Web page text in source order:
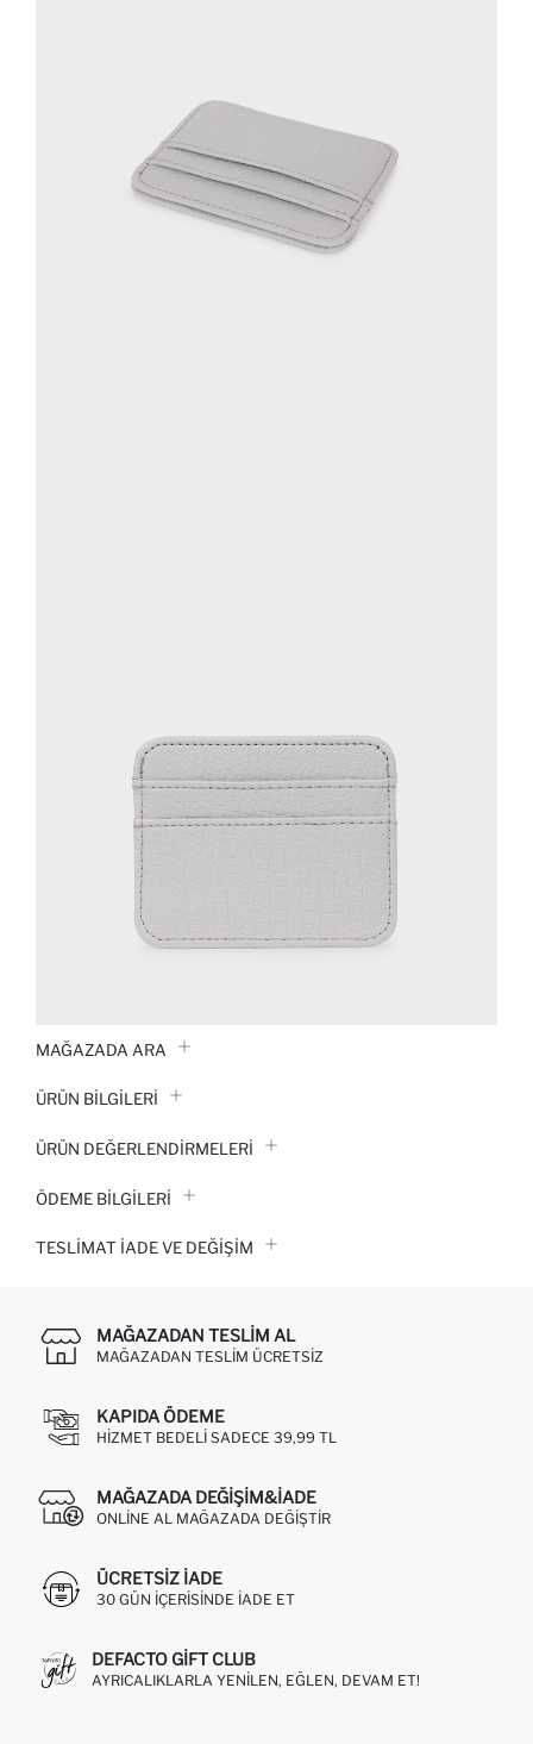
MAĞAZADA ARA
ÜRÜN BILGILERI
ÜRÜN DEĞERLENDİRMELERİ
ÖDEME BİLGİLERİ
TESLIMAT İADE VE DEĞIŞIM
MAĞAZADAN TESLIM AL
MAĞAZADAN TESLIM ÜCRETSIZ
KAPIDA ÖDEME
HIZMET BEDELI SADECE 39,99 TL
MAĞAZADA DEĞIŞIM&İADE
ONLINE AL MAĞAZADA DEĞIŞTIR
ÜCRETSIZ IADE
30 GÜN IÇERISINDE IADE ET
DEFACTO GIFT CLUB
AYRICALIKLARLA YENILEN, EĞLEN, DEVAM ET!